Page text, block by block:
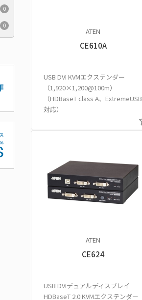
ATEN
CE610A
USB DVI KVMエクステンダー
（1,920×1,200@100m）
（HDBaseT class A、ExtremeUSB
対応）
ATEN
CE624
USB DVIデュアルディスプレイ
HDBaseT 2.0 KVMエクステンダー
0
0